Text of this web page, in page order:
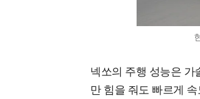
넥쏘의 주행 성능은 가
만 힘을 줘도 빠르게